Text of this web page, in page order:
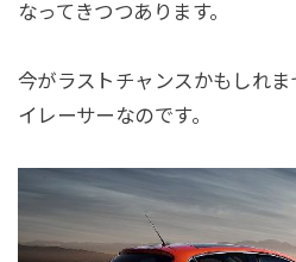
なってきつつあります。
今がラストチャンスかもしれ
イレーサーなのです。